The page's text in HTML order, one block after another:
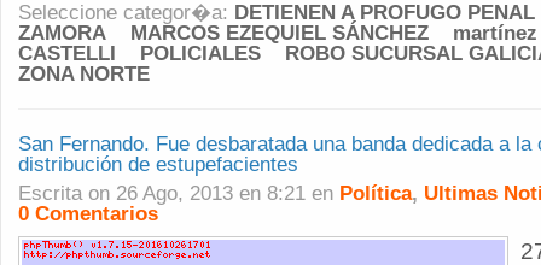
Seleccione categor�a: DETIENEN A PROFUGO
ZAMORA
MARCOS EZEQUIEL SÁNCHEZ
martínez
CASTELLI
POLICIALES
ROBO SUCURSAL
ZONA NORTE
San Fernando. Fue desbaratada una banda dedicada a
distribución de estupefacientes
Escrita on 26 Ago, 2013 en 8:21 en Política, Ultimas
0 Comentarios